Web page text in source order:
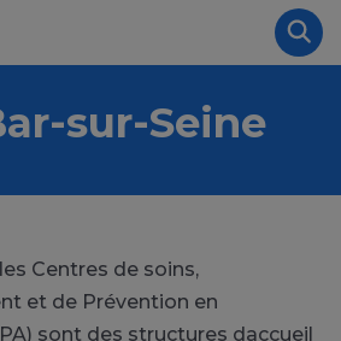
sur-Seine
Centres de soins,
et de Prévention en
sont des structures daccueil
cookies